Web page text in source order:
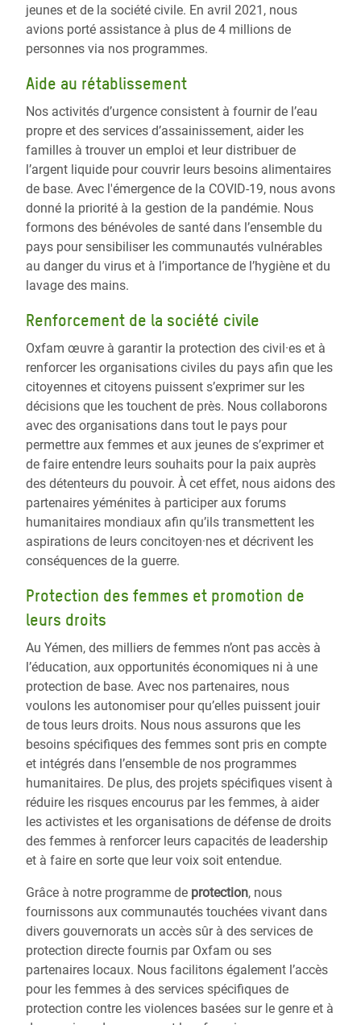
jeunes et de la société civile. En avril 2021, nous
avions porté assistance à plus de 4 millions de
personnes via nos programmes.
Aide au rétablissement
Nos activités d’urgence consistent à fournir de l’eau
propre et des services d’assainissement, aider les
familles à trouver un emploi et leur distribuer de
l’argent liquide pour couvrir leurs besoins alimentaires
de base. Avec l'émergence de la COVID-19, nous avons
donné la priorité à la gestion de la pandémie. Nous
formons des bénévoles de santé dans l’ensemble du
pays pour sensibiliser les communautés vulnérables
au danger du virus et à l’importance de l’hygiène et du
lavage des mains.
Renforcement de la société civile
Oxfam œuvre à garantir la protection des civil·es et à
renforcer les organisations civiles du pays afin que les
citoyennes et citoyens puissent s’exprimer sur les
décisions que les touchent de près. Nous collaborons
avec des organisations dans tout le pays pour
permettre aux femmes et aux jeunes de s’exprimer et
de faire entendre leurs souhaits pour la paix auprès
des détenteurs du pouvoir. À cet effet, nous aidons des
partenaires yéménites à participer aux forums
humanitaires mondiaux afin qu’ils transmettent les
aspirations de leurs concitoyen·nes et décrivent les
conséquences de la guerre.
Protection des femmes et promotion de
leurs droits
Au Yémen, des milliers de femmes n’ont pas accès à
l’éducation, aux opportunités économiques ni à une
protection de base. Avec nos partenaires, nous
voulons les autonomiser pour qu’elles puissent jouir
de tous leurs droits. Nous nous assurons que les
besoins spécifiques des femmes sont pris en compte
et intégrés dans l’ensemble de nos programmes
humanitaires. De plus, des projets spécifiques visent à
réduire les risques encourus par les femmes, à aider
les activistes et les organisations de défense de droits
des femmes à renforcer leurs capacités de leadership
et à faire en sorte que leur voix soit entendue.
Grâce à notre programme de protection, nous
fournissons aux communautés touchées vivant dans
divers gouvernorats un accès sûr à des services de
protection directe fournis par Oxfam ou ses
partenaires locaux. Nous facilitons également l’accès
pour les femmes à des services spécifiques de
protection contre les violences basées sur le genre et à